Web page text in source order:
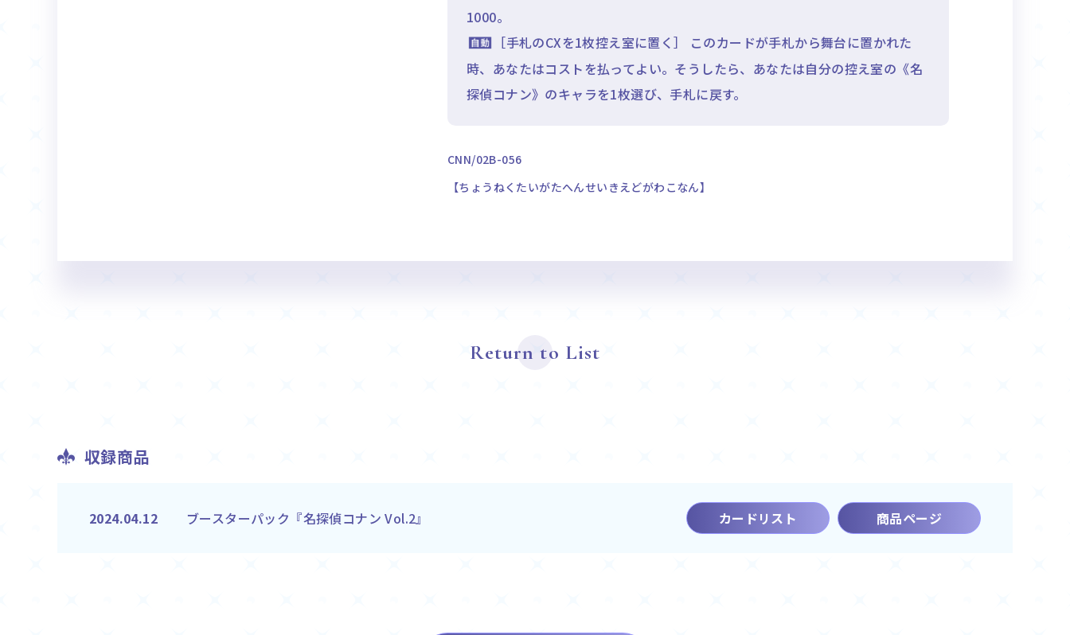
1000。
［手札のCXを1枚控え室に置く］ このカードが手札から舞台に置かれた
時、あなたはコストを払ってよい。そうしたら、あなたは自分の控え室の《名
探偵コナン》のキャラを1枚選び、手札に戻す。
CNN/02B-056
【ちょうねくたいがたへんせいきえどがわこなん】
Return to List
収録商品
2024.04.12 ブースターパック『名探偵コナン Vol.2』 カードリスト 商品ページ